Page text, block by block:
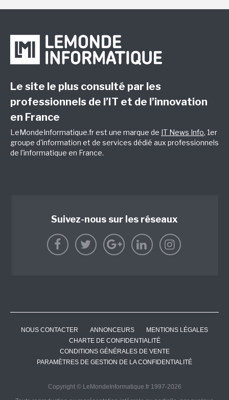
Le site le plus consulté par les
professionnels de l’IT et de l’innovation
en France
LeMondeInformatique.fr est une marque de IT News Info, 1er
groupe d'information et de services dédié aux professionnels
de l'informatique en France.
Suivez-nous sur les réseaux
NOUS CONTACTER ANNONCEURS
MENTIONS LÉGALES
CHARTE DE CONFIDENTIALITÉ
CONDITIONS GÉNÉRALES DE VENTE
PARAMÈTRES DE GESTION DE LA CONFIDENTIALITÉ
Copyright © LeMondeInformatique.fr 1997-2026